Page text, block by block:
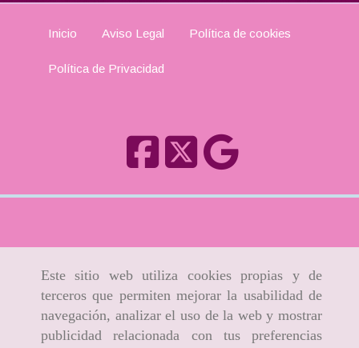
Este sitio web utiliza cookies propias y de
terceros que permiten mejorar la usabilidad de
navegación, analizar el uso de la web y mostrar
publicidad relacionada con tus preferencias
Inicio Aviso Legal Política de cookies
Política de Privacidad